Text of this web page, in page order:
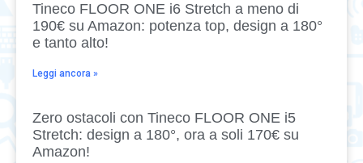
Tineco FLOOR ONE i6 Stretch a meno di
190€ su Amazon: potenza top, design a 180°
e tanto alto!
Leggi ancora »
Zero ostacoli con Tineco FLOOR ONE i5
Stretch: design a 180°, ora a soli 170€ su
Amazon!